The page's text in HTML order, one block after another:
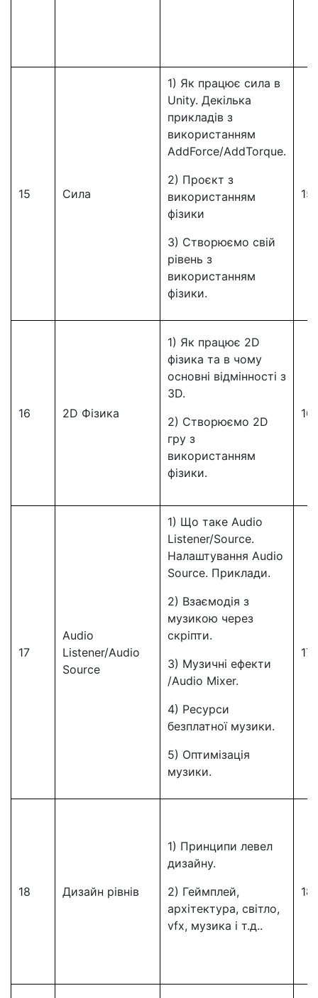
15 Сила
1) Як працює сила в
Unity. Декілька
прикладів з
використанням
AddForce/AddTorque.
2) Проєкт з
використанням
фізики
3) Створюємо свій
рівень з
використанням
фізики.
15
16 2D Фізика
1) Як працює 2D
фізика та в чому
основні відмінності з
3D.
2) Створюємо 2D
гру з
використанням
фізики.
16
17
Audio
Listener/Audio
Source
1) Що таке Audio
Listener/Source.
Налаштування Audio
Source. Приклади.
2) Взаємодія з
музикою через
скріпти.
3) Музичні ефекти
/Audio Mixer.
4) Ресурси
безплатної музики.
5) Оптимізація
музики.
17
18 Дизайн рівнів
1) Принципи левел
дизайну.
2) Геймплей,
архітектура, світло,
vfx, музика і т.д..
18